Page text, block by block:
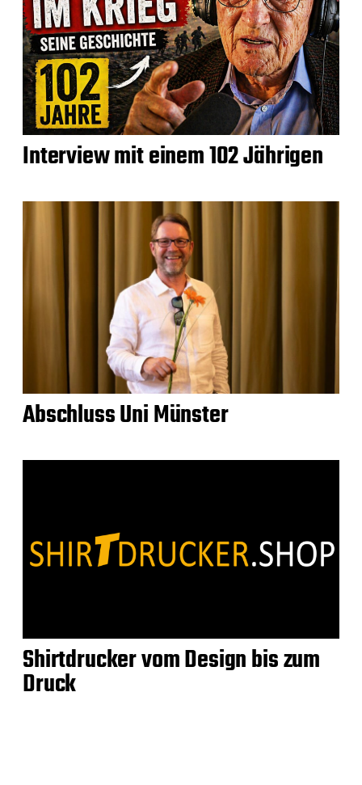
Interview mit einem 102 Jährigen
Abschluss Uni Münster
Shirtdrucker vom Design bis zum
Druck